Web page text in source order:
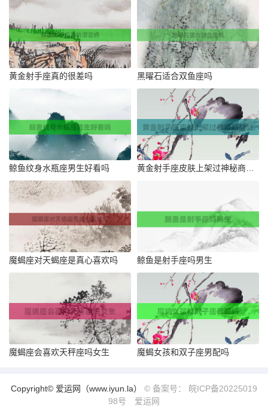
黄金射手座真的很差吗 黑曜石适合双鱼座吗
鲸鱼纹身水瓶座男生好看吗
魔蝎座对天蝎座是真心喜欢吗 鲸鱼是射手座吗男生
魔蝎座会喜欢天秤座吗女生 魔蝎女孩和双子座男配吗
Copyright© 爱运网（www.iyun.la） © 备案号： 皖ICP备20225019
98号
爱运网